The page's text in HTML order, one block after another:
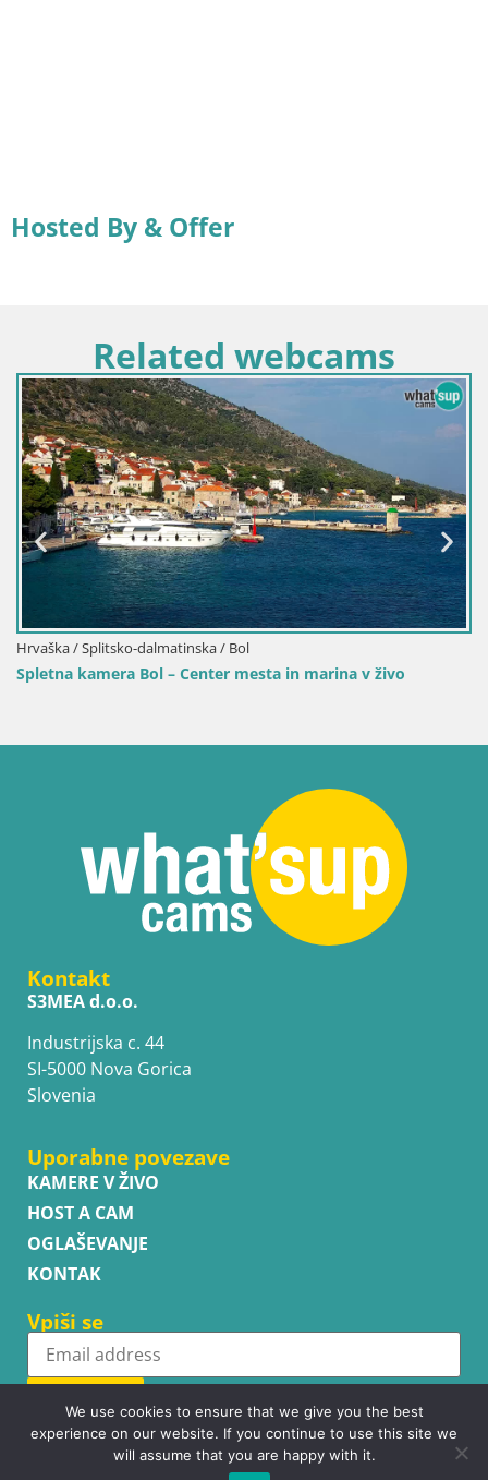
Hosted By & Offer
Related webcams
/ Bol
Center mesta in marina v živo
Hrvaška / Splitsko-
Spletna kamera Bol
marino
Kontakt
S3MEA d.o.o.
Industrijska c. 44
SI-5000 Nova Gorica
Slovenia
Uporabne povezave
KAMERE V ŽIVO
HOST A CAM
OGLAŠEVANJE
KONTAK
Vpiši se
Subscribe
We use cookies to ensure that we give you the best
experience on our website. If you continue to use this site we
will assume that you are happy with it.